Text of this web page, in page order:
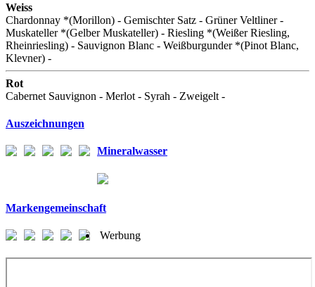
Weiss
Chardonnay *(Morillon) - Gemischter Satz - Grüner Veltliner -
Muskateller *(Gelber Muskateller) - Riesling *(Weißer Riesling,
Rheinriesling) - Sauvignon Blanc - Weißburgunder *(Pinot Blanc,
Klevner) -
Rot
Cabernet Sauvignon - Merlot - Syrah - Zweigelt -
Auszeichnungen
Mineralwasser
Markengemeinschaft
Werbung